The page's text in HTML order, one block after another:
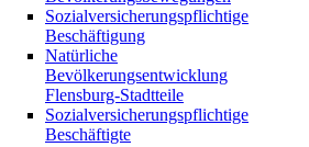
Sozialversicherungspflichtige
Beschäftigung
Natürliche
Bevölkerungsentwicklung
Flensburg-Stadtteile
Sozialversicherungspflichtige
Beschäftigte